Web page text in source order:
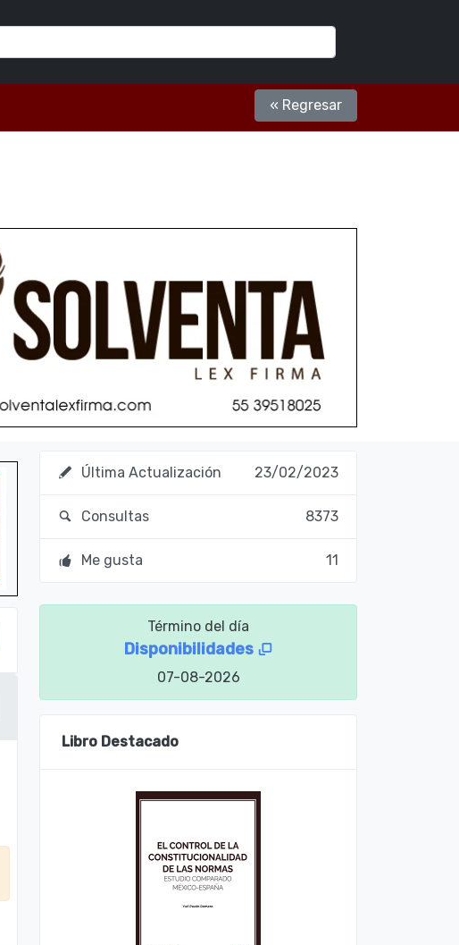
« Regresar
Última Actualización 23/02/2023
Consultas 8373
Me gusta 11
Término del día
Disponibilidades
07-08-2026
Libro Destacado